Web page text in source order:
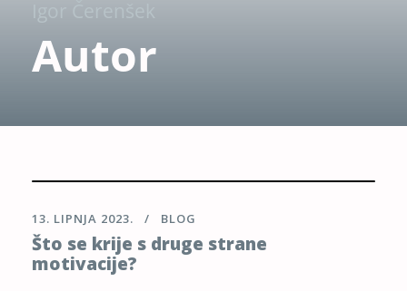
Autor
13. LIPNJA 2023. BLOG
Što se krije s druge strane
motivacije?